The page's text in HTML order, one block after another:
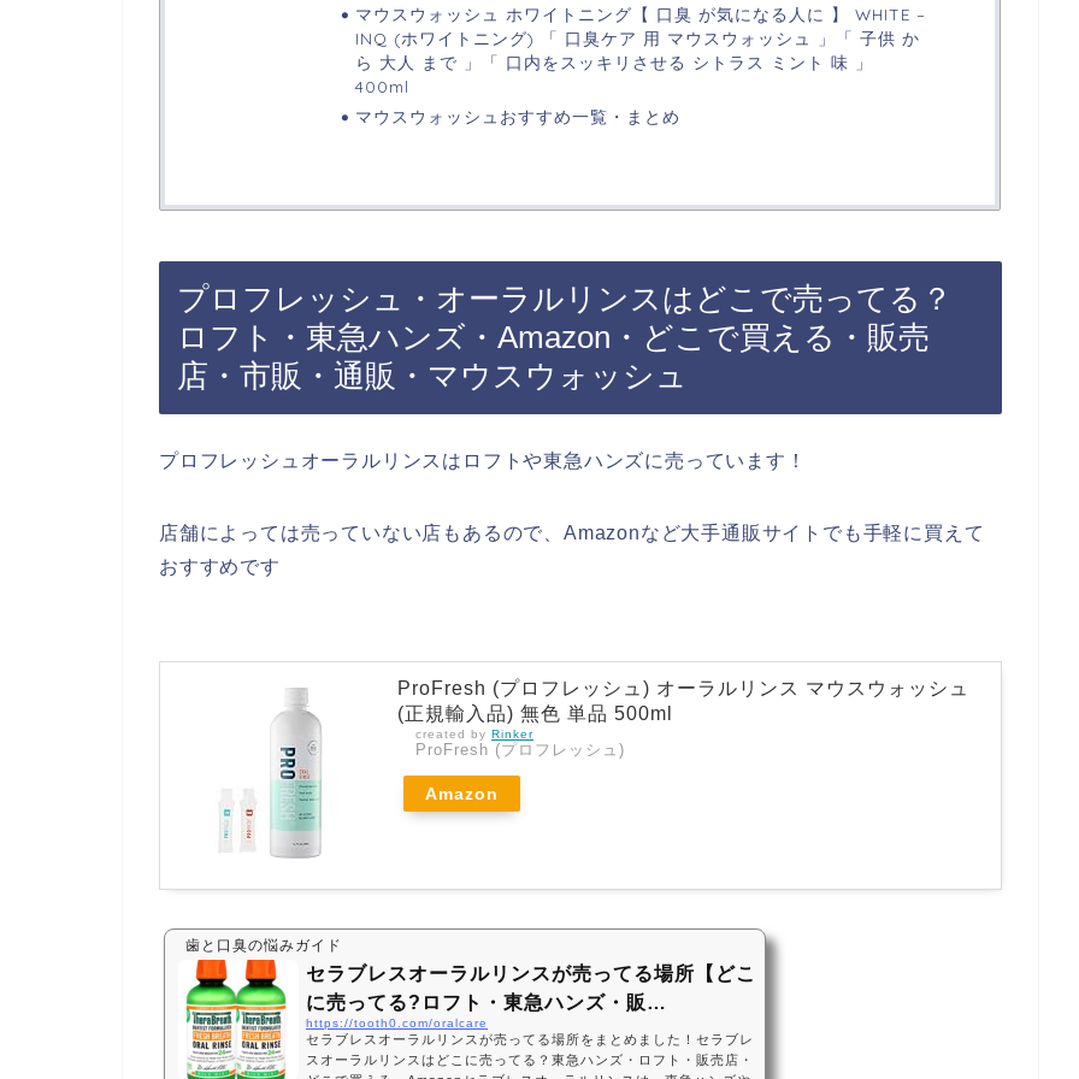
マウスウォッシュ ホワイトニング【 口臭 が気になる人に 】 WHITE –
INQ (ホワイトニング) 「 口臭ケア 用 マウスウォッシュ 」「 子供 か
ら 大人 まで 」「 口内をスッキリさせる シトラス ミント 味 」
400ml
マウスウォッシュおすすめ一覧・まとめ
プロフレッシュ・オーラルリンスはどこで売ってる？
ロフト・東急ハンズ・Amazon・どこで買える・販売
店・市販・通販・マウスウォッシュ
プロフレッシュオーラルリンスはロフトや東急ハンズに売っています！
店舗によっては売っていない店もあるので、Amazonなど大手通販サイトでも手軽に買えて
おすすめです
ProFresh (プロフレッシュ) オーラルリンス マウスウォッシュ
(正規輸入品) 無色 単品 500ml
created by Rinker
ProFresh (プロフレッシュ)
Amazon
歯と口臭の悩みガイド
セラブレスオーラルリンスが売ってる場所【どこ
に売ってる?ロフト・東急ハンズ・販…
https://tooth0.com/oralcare
セラブレスオーラルリンスが売ってる場所をまとめました！セラブレ
スオーラルリンスはどこに売ってる？東急ハンズ・ロフト・販売店・